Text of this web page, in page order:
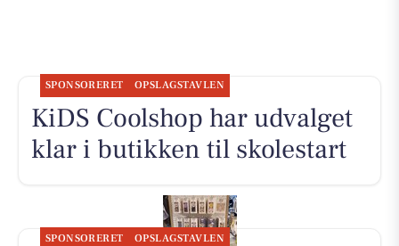
SPONSORERET OPSLAGSTAVLEN
KiDS Coolshop har udvalget
klar i butikken til skolestart
SPONSORERET OPSLAGSTAVLEN